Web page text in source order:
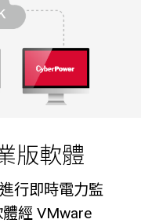
版軟體
行即時電力監
經 VMware